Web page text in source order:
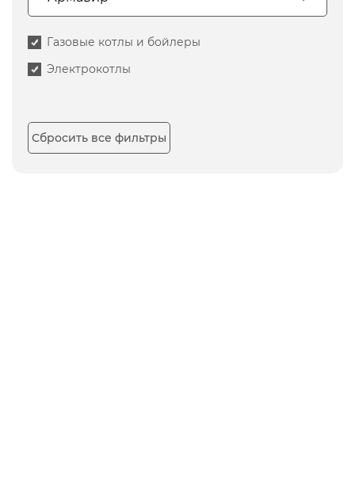
Газовые котлы и бойлеры
Электрокотлы
Сбросить все фильтры